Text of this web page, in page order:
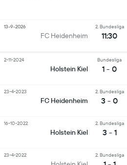
FC Heidenheim
2. Bundesliga
11:30
13-9-2026
Holstein Kiel
Bundesliga
1 - 0
2-11-2024
FC Heidenheim
2. Bundesliga
3 - 0
23-4-2023
Holstein Kiel
2. Bundesliga
3 - 1
16-10-2022
2. Bundesliga
23-4-2022